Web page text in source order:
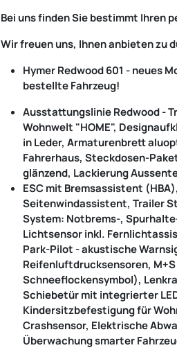
Bei uns finden Sie bestimmt Ihren
Wir freuen uns, Ihnen anbieten zu
Hymer Redwood 601 - neues
bestellte Fahrzeug!
Ausstattungslinie Redwood -
Wohnwelt "HOME",
in Leder, Armaturenbrett
Fahrerhaus, Steckdosen-
glänzend, Lackierung
ESC mit Bremsassistent
Seitenwindassistent, Trailer
System: Notbrems-,
Lichtsensor inkl.
Park-Pilot - akustische
Reifenluftdrucksensoren,
Schneeflockensymbol),
Schiebetür mit integrierter
Kindersitzbefestigung für
Crashsensor, Elektrische
Überwachung smarter